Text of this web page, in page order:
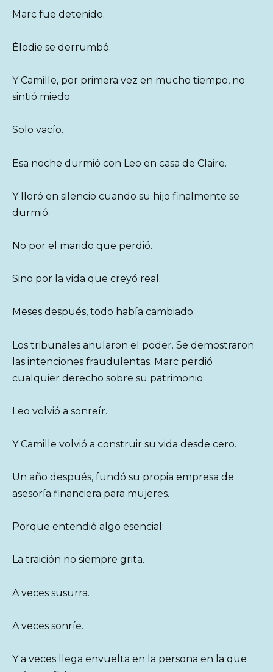
Marc fue detenido.
Élodie se derrumbó.
Y Camille, por primera vez en mucho tiempo, no
sintió miedo.
Solo vacío.
Esa noche durmió con Leo en casa de Claire.
Y lloró en silencio cuando su hijo finalmente se
durmió.
No por el marido que perdió.
Sino por la vida que creyó real.
Meses después, todo había cambiado.
Los tribunales anularon el poder. Se demostraron
las intenciones fraudulentas. Marc perdió
cualquier derecho sobre su patrimonio.
Leo volvió a sonreír.
Y Camille volvió a construir su vida desde cero.
Un año después, fundó su propia empresa de
asesoría financiera para mujeres.
Porque entendió algo esencial:
La traición no siempre grita.
A veces susurra.
A veces sonríe.
Y a veces llega envuelta en la persona en la que